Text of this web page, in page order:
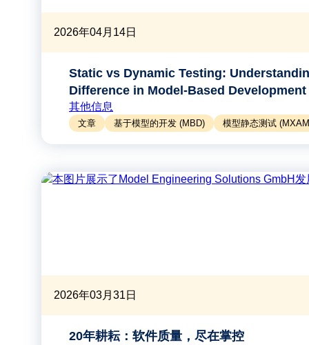
2026年04月14日
Static vs Dynamic Testing:
Difference in Model-Based Development
其他信息
文章 基于模型的开发 (MBD) 模型静态测试
2026年03月31日
20年耕耘：软件质量，尽在掌控